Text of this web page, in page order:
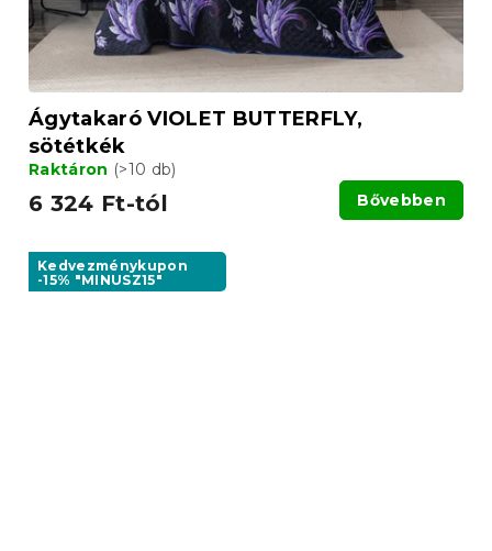
Ágytakaró VIOLET BUTTERFLY,
sötétkék
Raktáron (>10 db)
6 324 Ft-tól Bővebben
Kedvezménykupon
-15% "MINUSZ15"